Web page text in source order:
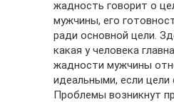
жадность говорит о
мужчины, его
ради основной цели.
какая у человека
жадности мужчины
идеальными, если цели
Проблемы возникнут